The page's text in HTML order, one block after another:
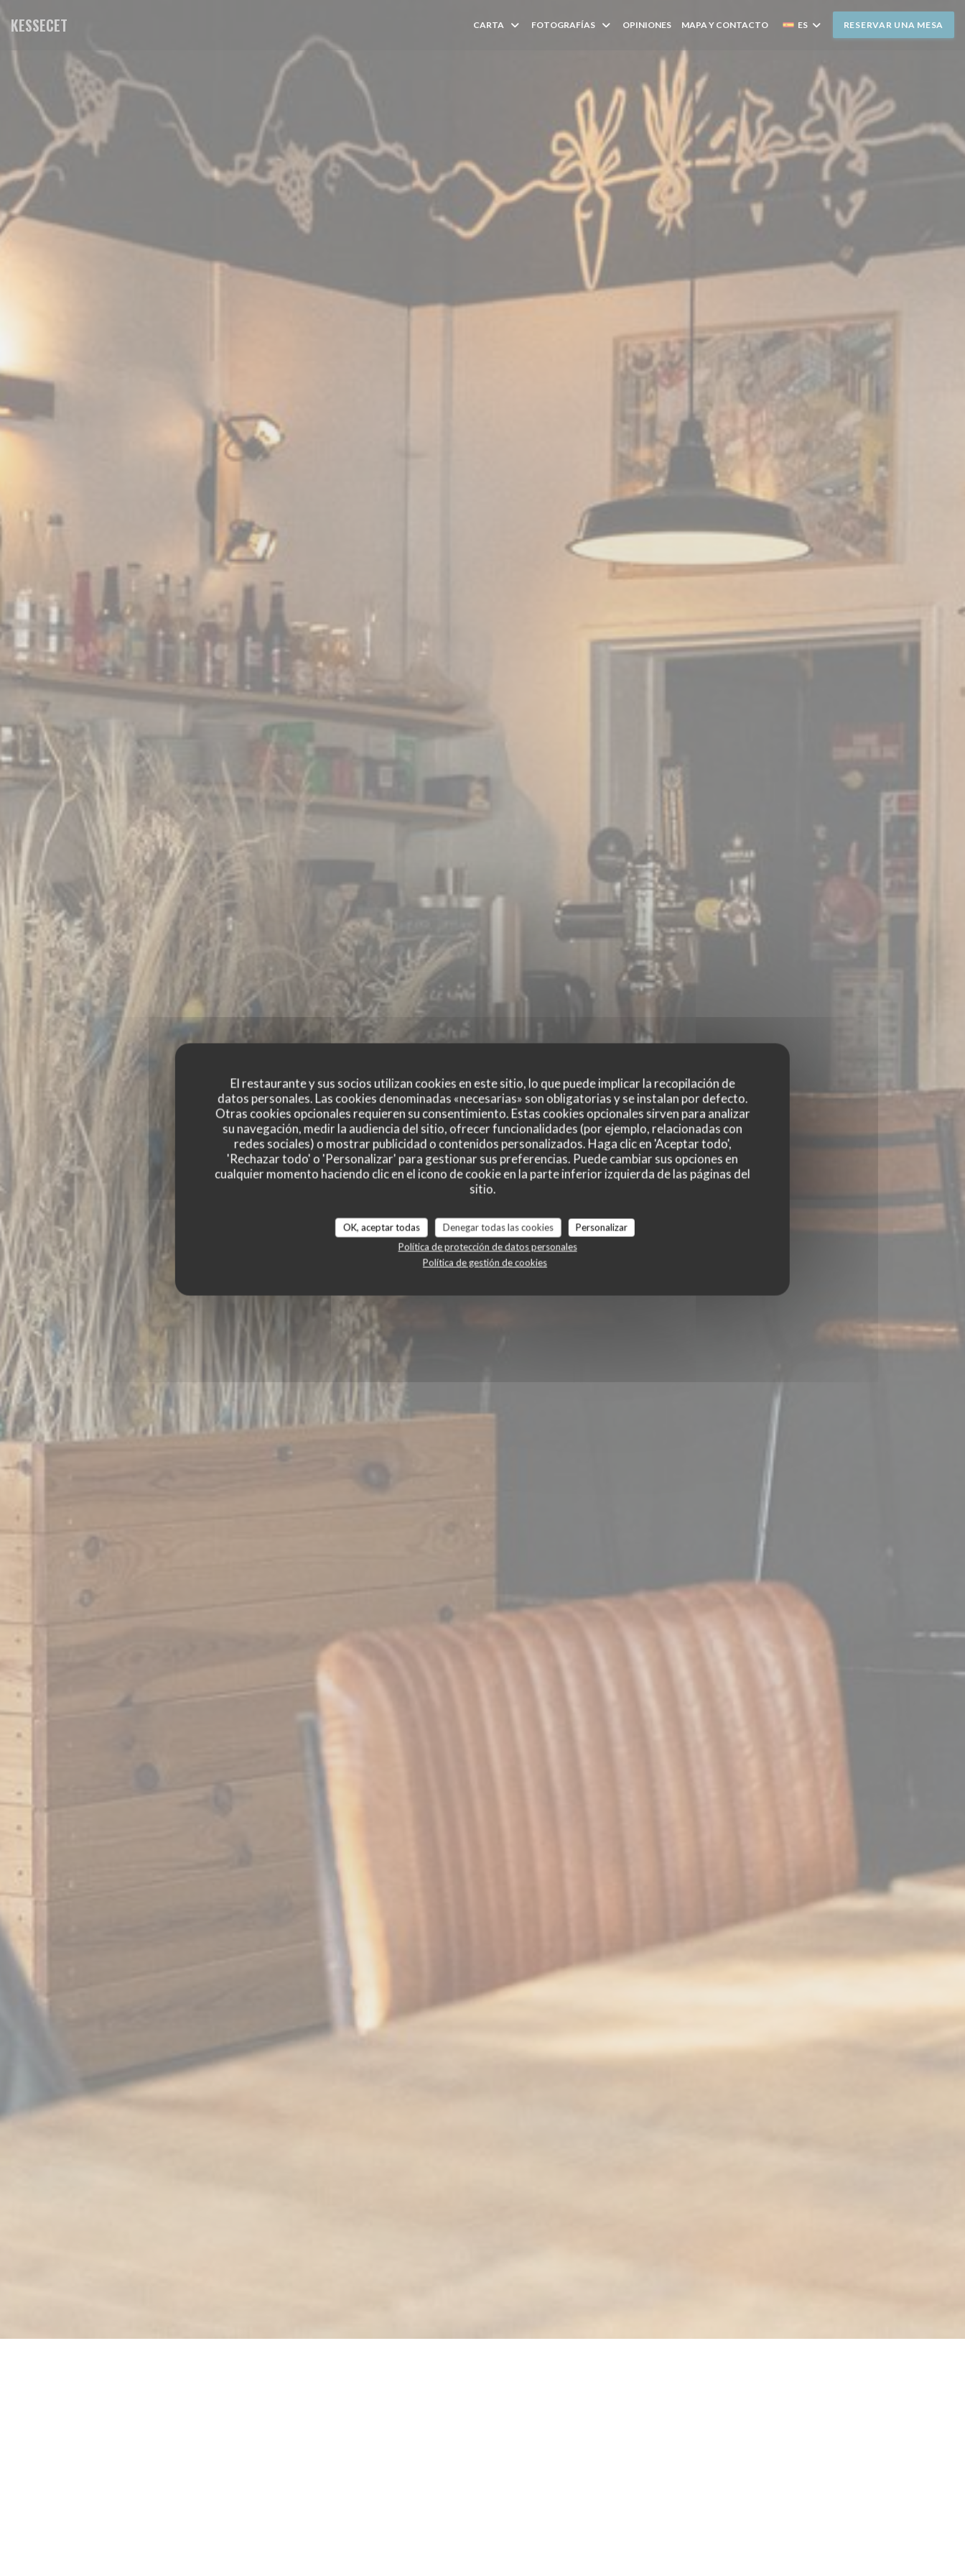
El restaurante y sus socios utilizan cookies en este sitio, lo que puede implicar la recopilación de
datos personales. Las cookies denominadas «necesarias» son obligatorias y se instalan por defecto.
Otras cookies opcionales requieren su consentimiento. Estas cookies opcionales sirven para analizar
su navegación, medir la audiencia del sitio, ofrecer funcionalidades (por ejemplo, relacionadas con
redes sociales) o mostrar publicidad o contenidos personalizados. Haga clic en 'Aceptar todo',
'Rechazar todo' o 'Personalizar' para gestionar sus preferencias. Puede cambiar sus opciones en
cualquier momento haciendo clic en el icono de cookie en la parte inferior izquierda de las páginas del
sitio.
OK, aceptar todas Denegar todas las cookies
Personalizar
Política de protección de datos personales
Política de gestión de cookies
KESSECET CARTA FOTOGRAFÍAS OPINIONES MAPA Y CONTACTO ES RESERVAR UNA MESA
KESSECET
KESSECET RESTAURANT, CAVE ET BAR A VINS NANTES
RESERVAR UNA MESA